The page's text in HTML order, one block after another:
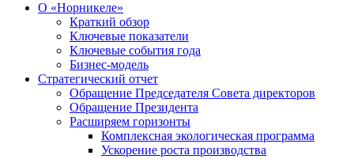
О «Норникеле»
Краткий обзор
Ключевые показатели
Ключевые события года
Бизнес-модель
Стратегический отчет
Обращение Председателя Совета директоров
Обращение Президента
Расширяем горизонты
Комплексная экологическая программа
Ускорение роста производства